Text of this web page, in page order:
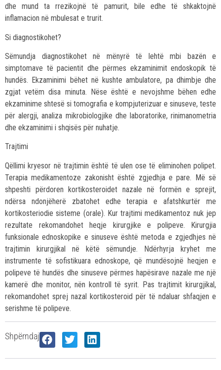
dhe mund ta rrezikojnë të pamurit, bile edhe të shkaktojnë
inflamacion në mbulesat e trurit.
Si diagnostikohet?
Sëmundja diagnostikohet në mënyrë të lehtë mbi bazën e
simptomave të pacientit dhe përmes ekzaminimit endoskopik të
hundës. Ekzaminimi bëhet në kushte ambulatore, pa dhimbje dhe
zgjat vetëm disa minuta. Nëse është e nevojshme bëhen edhe
ekzaminime shtesë si tomografia e kompjuterizuar e sinuseve, teste
për alergji, analiza mikrobiologjike dhe laboratorike, rinimanometria
dhe ekzaminimi i shqisës për nuhatje.
Trajtimi
Qëllimi kryesor në trajtimin është të ulen ose të eliminohen polipet.
Terapia medikamentoze zakonisht është zgjedhja e pare. Më së
shpeshti përdoren kortikosteroidet nazale në formën e sprejit,
ndërsa ndonjëherë zbatohet edhe terapia e afatshkurtër me
kortikosteriodie sisteme (orale). Kur trajtimi medikamentoz nuk jep
rezultate rekomandohet heqje kirurgjike e polipeve. Kirurgjia
funksionale ednoskopike e sinuseve është metoda e zgjedhjes në
trajtimin kirurgjikal në këtë sëmundje. Ndërhyrja kryhet me
instrumente të sofistikuara ednoskope, që mundësojnë heqjen e
polipeve të hundës dhe sinuseve përmes hapësirave nazale me një
kamerë dhe monitor, nën kontroll të syrit. Pas trajtimit kirurgjikal,
rekomandohet sprej nazal kortikosteroid për të ndaluar shfaqjen e
serishme të polipeve.
Shpërndaj